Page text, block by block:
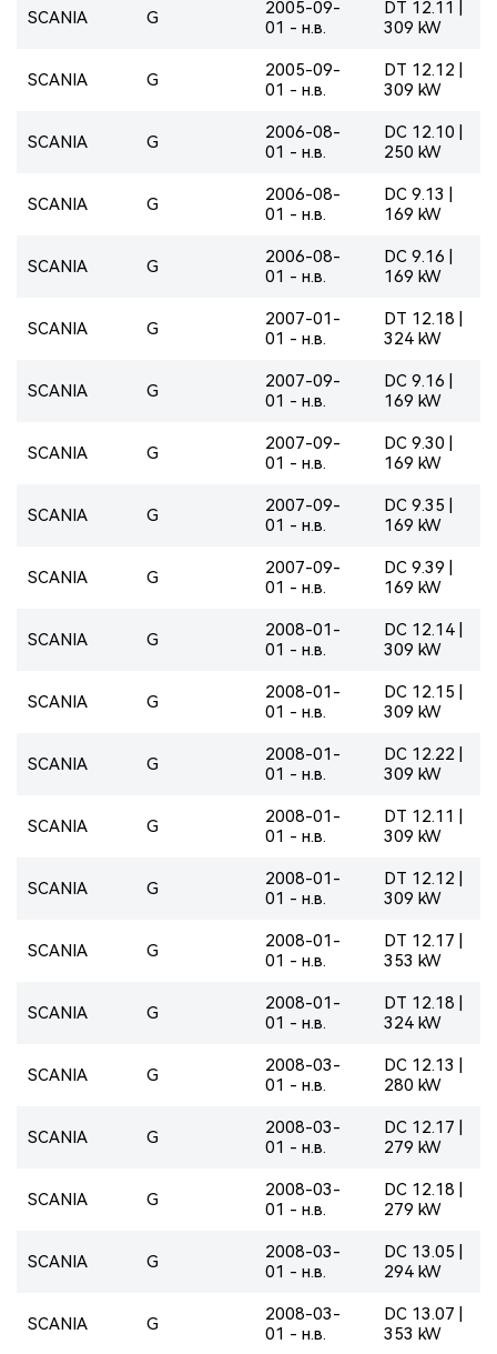
SCANIA G
2005-09-
01 - н.в.
DT 12.11 |
309 kW
SCANIA G
2005-09-
01 - н.в.
DT 12.12 |
309 kW
SCANIA G
2006-08-
01 - н.в.
DC 12.10 |
250 kW
SCANIA G
2006-08-
01 - н.в.
DC 9.13 |
169 kW
SCANIA G
2006-08-
01 - н.в.
DC 9.16 |
169 kW
SCANIA G
2007-01-
01 - н.в.
DT 12.18 |
324 kW
SCANIA G
2007-09-
01 - н.в.
DC 9.16 |
169 kW
SCANIA G
2007-09-
01 - н.в.
DC 9.30 |
169 kW
SCANIA G
2007-09-
01 - н.в.
DC 9.35 |
169 kW
SCANIA G
2007-09-
01 - н.в.
DC 9.39 |
169 kW
SCANIA G
2008-01-
01 - н.в.
DC 12.14 |
309 kW
SCANIA G
2008-01-
01 - н.в.
DC 12.15 |
309 kW
SCANIA G
2008-01-
01 - н.в.
DC 12.22 |
309 kW
SCANIA G
2008-01-
01 - н.в.
DT 12.11 |
309 kW
SCANIA G
2008-01-
01 - н.в.
DT 12.12 |
309 kW
SCANIA G
2008-01-
01 - н.в.
DT 12.17 |
353 kW
SCANIA G
2008-01-
01 - н.в.
DT 12.18 |
324 kW
SCANIA G
2008-03-
01 - н.в.
DC 12.13 |
280 kW
SCANIA G
2008-03-
01 - н.в.
DC 12.17 |
279 kW
SCANIA G
2008-03-
01 - н.в.
DC 12.18 |
279 kW
SCANIA G
2008-03-
01 - н.в.
DC 13.05 |
294 kW
SCANIA G
2008-03-
01 - н.в.
DC 13.07 |
353 kW